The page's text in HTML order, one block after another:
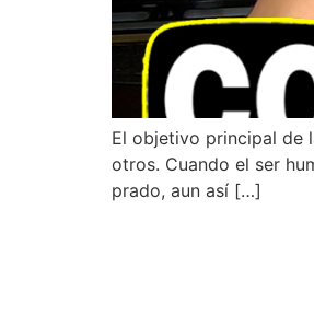
El objetivo principal de
otros. Cuando el ser
prado, aun así […]